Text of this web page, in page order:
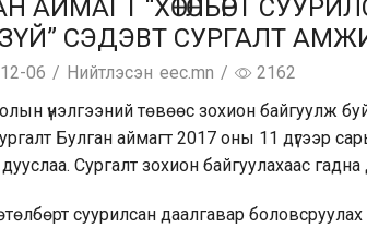
АЙМАГТ “ХӨТӨЛБӨРТ
СЭДЭВТ СУРГАЛТ
06 / Нийтлэсэн eec.mn /
2162
үнэлгээний төвөөс зохион байгуулж
Булган аймагт 2017 оны 11 дүгээр
Сургалт зохион байгуулахаас гадна
суурилсан даалгавар боловсруулах